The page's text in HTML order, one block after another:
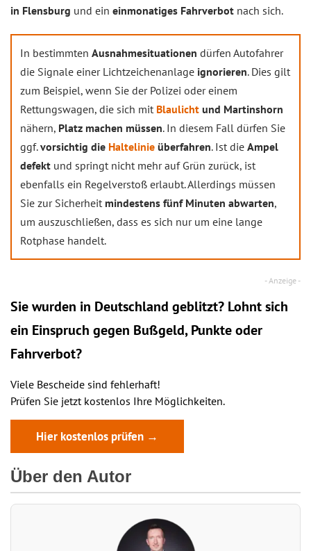
in Flensburg und ein einmonatiges Fahrverbot nach sich.
In bestimmten Ausnahmesituationen dürfen Autofahrer
die Signale einer Lichtzeichenanlage ignorieren. Dies gilt
zum Beispiel, wenn Sie der Polizei oder einem
Rettungswagen, die sich mit Blaulicht und Martinshorn
nähern, Platz machen müssen. In diesem Fall dürfen Sie
ggf.vorsichtig die Haltelinie überfahren. Ist die Ampel
defekt und springt nicht mehr auf Grün zurück, ist
ebenfalls ein Regelverstoß erlaubt. Allerdings müssen
Sie zur Sicherheit mindestens fünf Minuten abwarten,
um auszuschließen, dass es sich nur um eine lange
Rotphase handelt.
Sie wurden in Deutschland geblitzt? Lohnt sich
ein Einspruch gegen Bußgeld, Punkte oder
Fahrverbot?
Viele Bescheide sind fehlerhaft!
Prüfen Sie jetzt kostenlos Ihre Möglichkeiten.
Hier kostenlos prüfen →
Über den Autor